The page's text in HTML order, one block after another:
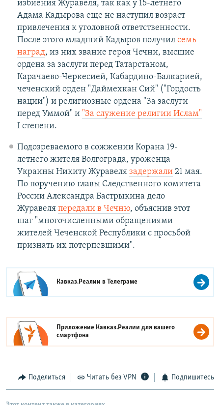
избиения Журавеля, так как у 15-летнего
Адама Кадырова еще не наступил возраст
привлечения к уголовной ответственности.
После этого младший Кадыров получил семь
наград, из них звание героя Чечни, высшие
ордена за заслуги перед Татарстаном,
Карачаево-Черкесией, Кабардино-Балкарией,
чеченский орден "Даймехкан Сий" ("Гордость
нации") и религиозные ордена "За заслуги
перед Уммой" и "За служение религии Ислам"
I степени.
Подозреваемого в сожжении Корана 19-
летнего жителя Волгограда, уроженца
Украины Никиту Журавеля задержали21 мая.
По поручению главы Следственного комитета
России Александра Бастрыкина дело
Журавеля передали в Чечню, объяснив этот
шаг "многочисленными обращениями
жителей Чеченской Республики с просьбой
признать их потерпевшими".
Кавказ.Реалии вТелеграме
Приложение Кавказ.Реалии для вашего
смартфона
Поделиться Читать без VPN Подпишитесь